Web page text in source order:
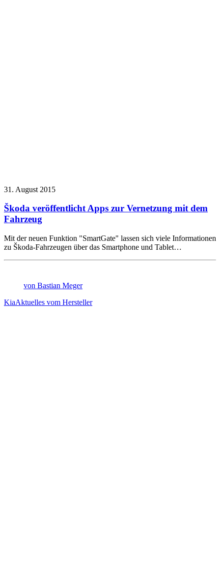
31. August 2015
Škoda veröffentlicht Apps zur Vernetzung mit dem
Fahrzeug
Mit der neuen Funktion "SmartGate" lassen sich viele Informationen
zu Škoda-Fahrzeugen über das Smartphone und Tablet…
von Bastian Meger
KiaAktuelles vom Hersteller